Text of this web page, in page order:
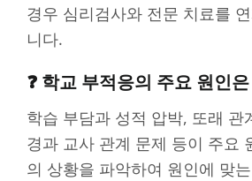
경우 심리검사와 전문 치료를
니다.
❓ 학교 부적응의 주요 원인
학습 부담과 성적 압박, 또래 관
경과 교사 관계 문제 등이 주요
의 상황을 파악하여 원인에 맞